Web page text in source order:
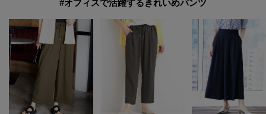
#オフィスで活躍するきれいめパンツ